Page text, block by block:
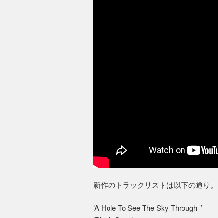
新作のトラックリストは以下の通り。
‘A Hole To See The Sky Through I’